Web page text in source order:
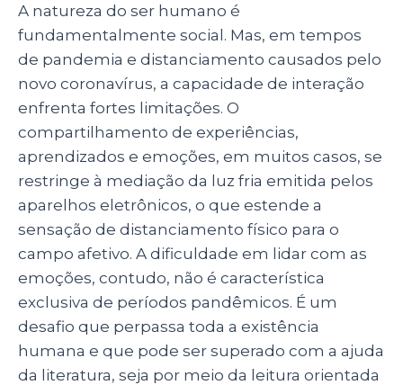
a
ts
A
p
p
c
e
b
o
o
k
k
e
dI
n
a
re
A natureza do ser humano é
fundamentalmente social. Mas, em tempos
de pandemia e distanciamento causados pelo
novo coronavírus, a capacidade de interação
enfrenta fortes limitações. O
compartilhamento de experiências,
aprendizados e emoções, em muitos casos, se
restringe à mediação da luz fria emitida pelos
aparelhos eletrônicos, o que estende a
sensação de distanciamento físico para o
campo afetivo. A dificuldade em lidar com as
emoções, contudo, não é característica
exclusiva de períodos pandêmicos. É um
desafio que perpassa toda a existência
humana e que pode ser superado com a ajuda
da literatura, seja por meio da leitura orientada